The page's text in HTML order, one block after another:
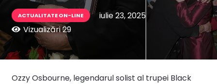
ACTUALITATE ON-LINE
iulie 23, 2025
Vizualizări29
Ozzy Osbourne, legendarul solist al trupei Black